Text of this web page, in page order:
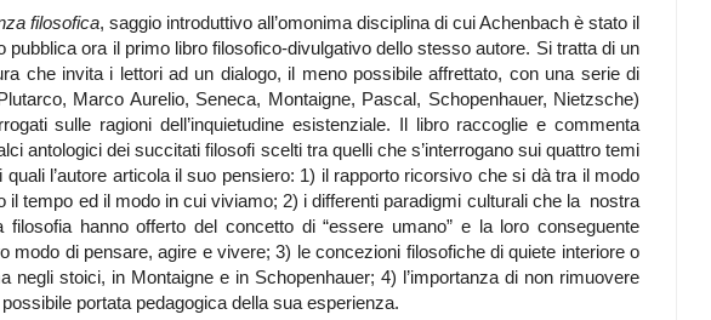
filosofica, saggio introduttivo all’omonima disciplina di cui Achenbach è stato il
pubblica ora il primo libro filosofico-divulgativo dello stesso autore. Si tratta di un
che invita i lettori ad un dialogo, il meno possibile affrettato, con una serie di
Marco Aurelio, Seneca, Montaigne, Pascal, Schopenhauer, Nietzsche)
sulle ragioni dell’inquietudine esistenziale. Il libro raccoglie e commenta
antologici dei succitati filosofi scelti tra quelli che s’interrogano sui quattro temi
quali l’autore articola il suo pensiero: 1) il rapporto ricorsivo che si dà tra il modo
il tempo ed il modo in cui viviamo; 2) i differenti paradigmi culturali che la nostra
hanno offerto del concetto di “essere umano” e la loro conseguente
modo di pensare, agire e vivere; 3) le concezioni filosofiche di quiete interiore o
negli stoici, in Montaigne e in Schopenhauer; 4) l’importanza di non rimuovere
portata pedagogica della sua esperienza.